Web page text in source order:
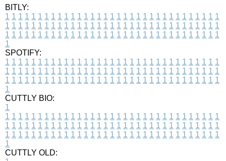
BITLY:
1 1 1 1 1 1 1 1 1 1 1 1 1 1 1 1 1 1 1 1 1 1 1 1 1 1 1 1 1 1 1 1 1
1 1 1 1 1 1 1 1 1 1 1 1 1 1 1 1 1 1 1 1 1 1 1 1 1 1 1 1 1 1 1 1 1
1 1 1 1 1 1 1 1 1 1 1 1 1 1 1 1 1 1 1 1 1 1 1 1 1 1 1 1 1 1 1 1 1
1
SPOTIFY:
1 1 1 1 1 1 1 1 1 1 1 1 1 1 1 1 1 1 1 1 1 1 1 1 1 1 1 1 1 1 1 1 1
1 1 1 1 1 1 1 1 1 1 1 1 1 1 1 1 1 1 1 1 1 1 1 1 1 1 1 1 1 1 1 1 1
1 1 1 1 1 1 1 1 1 1 1 1 1 1 1 1 1 1 1 1 1 1 1 1 1 1 1 1 1 1 1 1 1
1
CUTTLY BIO:
1
1 1 1 1 1 1 1 1 1 1 1 1 1 1 1 1 1 1 1 1 1 1 1 1 1 1 1 1 1 1 1 1 1
1 1 1 1 1 1 1 1 1 1 1 1 1 1 1 1 1 1 1 1 1 1 1 1 1 1 1 1 1 1 1 1 1
1 1 1 1 1 1 1 1 1 1 1 1 1 1 1 1 1 1 1 1 1 1 1 1 1 1 1 1 1 1 1 1 1
1
CUTTLY OLD: